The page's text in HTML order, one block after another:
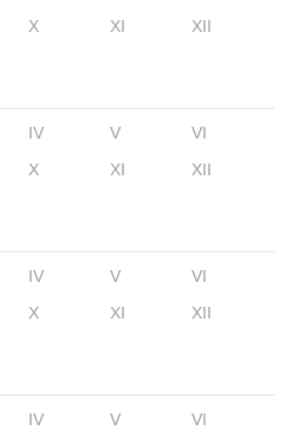
X XI XII
IV V
VI
X XI XII
IV V
VI
X XI XII
IV V
VI